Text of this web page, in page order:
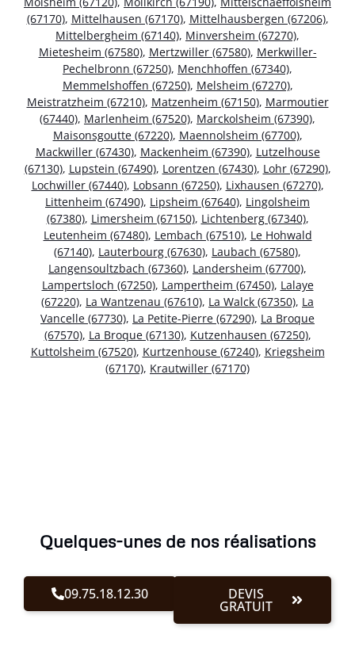
(67170), Mittelhausen (67170), Mittelhausbergen (67206),
Mittelbergheim (67140), Minversheim (67270),
Mietesheim (67580), Mertzwiller (67580), Merkwiller-
Pechelbronn (67250), Menchhoffen (67340),
Memmelshoffen (67250), Melsheim (67270),
Meistratzheim (67210), Matzenheim (67150), Marmoutier
(67440), Marlenheim (67520), Marckolsheim (67390),
Maisonsgoutte (67220), Maennolsheim (67700),
Mackwiller (67430), Mackenheim (67390), Lutzelhouse
(67130), Lupstein (67490), Lorentzen (67430), Lohr (67290),
Lochwiller (67440), Lobsann (67250), Lixhausen (67270),
Littenheim (67490), Lipsheim (67640), Lingolsheim
(67380), Limersheim (67150), Lichtenberg (67340),
Leutenheim (67480), Lembach (67510), Le Hohwald
(67140), Lauterbourg (67630), Laubach (67580),
Langensoultzbach (67360), Landersheim (67700),
Lampertsloch (67250), Lampertheim (67450), Lalaye
(67220), La Wantzenau (67610), La Walck (67350), La
Vancelle (67730), La Petite-Pierre (67290), La Broque
(67570), La Broque (67130), Kutzenhausen (67250),
Kuttolsheim (67520), Kurtzenhouse (67240), Kriegsheim
(67170), Krautwiller (67170)
Quelques-unes de nos réalisations
09.75.18.12.30 DEVIS
GRATUIT